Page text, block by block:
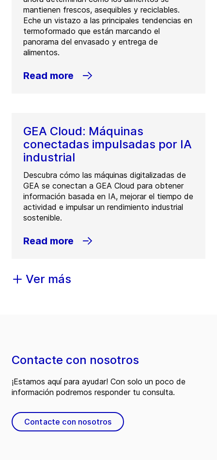
mantienen frescos, asequibles y reciclables.
Eche un vistazo a las principales tendencias en
termoformado que están marcando el
panorama del envasado y entrega de
alimentos.
Read more
GEA Cloud: Máquinas
conectadas impulsadas por IA
industrial
Descubra cómo las máquinas digitalizadas de
GEA se conectan a GEA Cloud para obtener
información basada en IA, mejorar el tiempo de
actividad e impulsar un rendimiento industrial
sostenible.
Read more
Ver más
Contacte con nosotros
¡Estamos aquí para ayudar! Con solo un poco de
información podremos responder tu consulta.
Contacte con nosotros